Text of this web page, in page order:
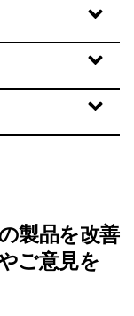
製品を改善
ご意見を